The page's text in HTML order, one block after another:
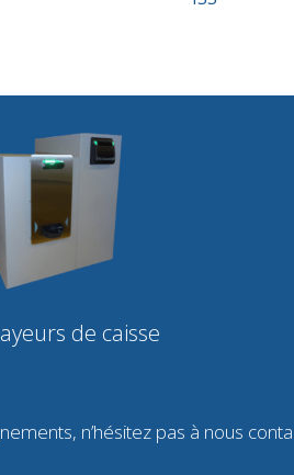
de caisse
n’hésitez pas à nous